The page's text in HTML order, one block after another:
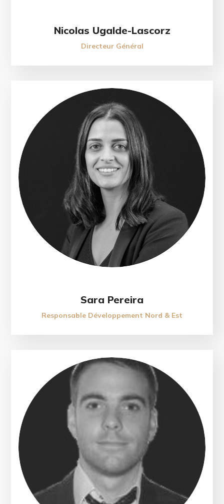
Nicolas Ugalde-Lascorz
Directeur Général
Sara Pereira
Responsable Développement Nord & Est